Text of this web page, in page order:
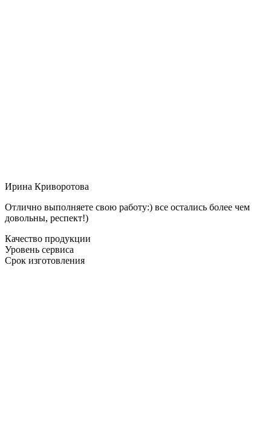
Ирина Криворотова
Отлично выполняете свою работу:) все остались более чем
довольны, респект!)
Качество продукции
Уровень сервиса
Срок изготовления